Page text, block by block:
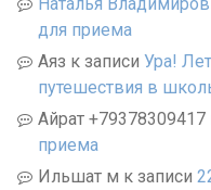
для приема
Аяз к записи Ура!
путешествия в
Айрат +79378309417
приема
Ильшат м к записи